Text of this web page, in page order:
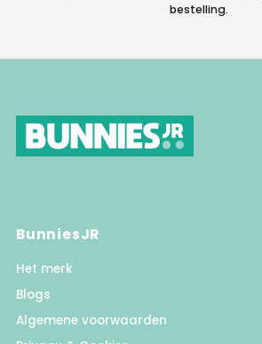
bestelling.
BunniesJR
Het merk
Blogs
Algemene voorwaarden